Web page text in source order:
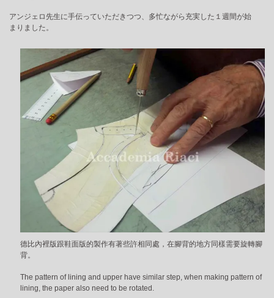
アンジェロ先生に手伝っていただきつつ、多忙ながら充実した１週間が始
まりました。
德比內裡版跟鞋面版的製作有著些許相同處，在腳背的地方同樣需要旋轉腳
背。
The pattern of lining and upper have similar step, when making pattern of
lining, the paper also need to be rotated.